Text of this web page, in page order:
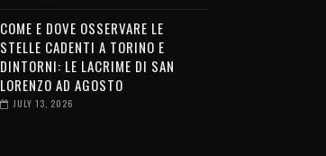
COME E DOVE OSSERVARE LE
STELLE CADENTI A TORINO E
DINTORNI: LE LACRIME DI SAN
LORENZO AD AGOSTO
JULY 13, 2026